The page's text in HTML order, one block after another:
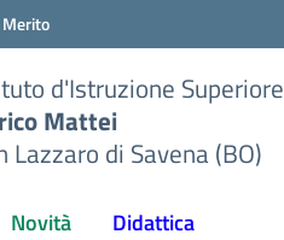
d'Istruzione Superiore
Mattei
Lazzaro di Savena (BO)
Novità Didattica